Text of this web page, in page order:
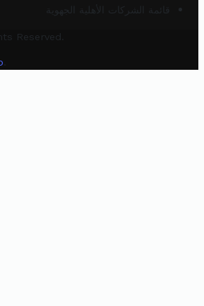
قائمة الشركات الأهلية الجهوية
Reserved.